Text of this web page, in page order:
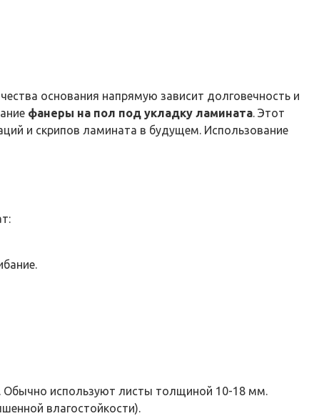
основания напрямую зависит долговечность и
фанеры на пол под укладку ламината. Этот
и скрипов ламината в будущем. Использование
Обычно используют листы толщиной 10-18 мм.
влагостойкости).